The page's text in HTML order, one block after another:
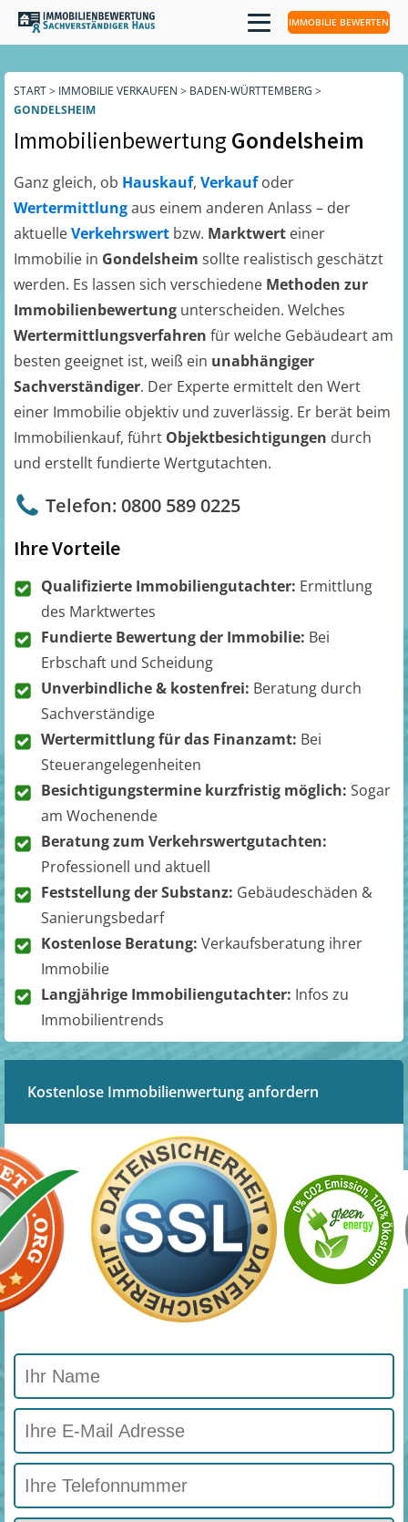
IMMOBILIE BEWERTEN
START> IMMOBILIE VERKAUFEN > BADEN-WÜRTTEMBERG >
GONDELSHEIM
ImmobilienbewertungGondelsheim
Ganz gleich, ob Hauskauf, Verkaufoder
Wertermittlungaus einem anderen Anlass – der
aktuelleVerkehrswert bzw. Marktwert einer
Immobilie in Gondelsheim sollte realistisch geschätzt
werden. Es lassen sich verschiedene Methoden zur
Immobilienbewertung unterscheiden. Welches
Wertermittlungsverfahren für welche Gebäudeart am
besten geeignet ist, weiß ein unabhängiger
Sachverständiger. Der Experte ermittelt den Wert
einer Immobilie objektiv und zuverlässig. Er berät beim
Immobilienkauf, führt Objektbesichtigungen durch
und erstellt fundierte Wertgutachten.
Telefon: 0800 589 0225
Ihre Vorteile
Qualifizierte Immobiliengutachter: Ermittlung
des Marktwertes
Fundierte Bewertung der Immobilie: Bei
Erbschaft und Scheidung
Unverbindliche & kostenfrei: Beratung durch
Sachverständige
Wertermittlung für das Finanzamt: Bei
Steuerangelegenheiten
Besichtigungstermine kurzfristig möglich: Sogar
am Wochenende
Beratung zum Verkehrswertgutachten:
Professionell und aktuell
Feststellung der Substanz: Gebäudeschäden &
Sanierungsbedarf
Kostenlose Beratung: Verkaufsberatung ihrer
Immobilie
Langjährige Immobiliengutachter: Infos zu
Immobilientrends
Kostenlose Immobilienwertung anfordern